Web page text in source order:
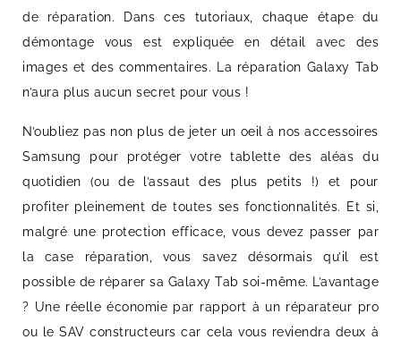
de réparation. Dans ces tutoriaux, chaque étape du
démontage vous est expliquée en détail avec des
images et des commentaires. La réparation Galaxy Tab
n’aura plus aucun secret pour vous !
N’oubliez pas non plus de jeter un oeil à nos accessoires
Samsung pour protéger votre tablette des aléas du
quotidien (ou de l’assaut des plus petits !) et pour
profiter pleinement de toutes ses fonctionnalités. Et si,
malgré une protection efficace, vous devez passer par
la case réparation, vous savez désormais qu’il est
possible de réparer sa Galaxy Tab soi-même. L’avantage
? Une réelle économie par rapport à un réparateur pro
ou le SAV constructeurs car cela vous reviendra deux à